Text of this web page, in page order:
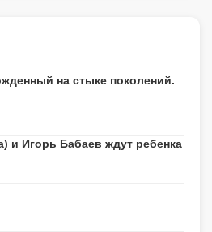
на стыке поколений.
и Игорь Бабаев ждут ребенка